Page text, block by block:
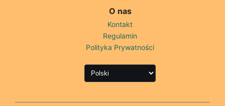
O nas
Kontakt
Regulamin
Polityka Prywatności